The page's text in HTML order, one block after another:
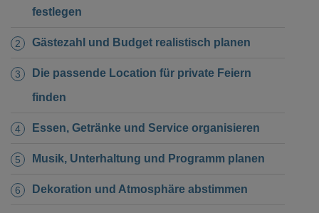
festlegen
Gästezahl und Budget realistisch planen
Die passende Location für private Feiern
finden
Essen, Getränke und Service organisieren
Musik, Unterhaltung und Programm planen
Dekoration und Atmosphäre abstimmen